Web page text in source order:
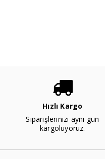
Hızlı Kargo
Siparişlerinizi aynı gün
kargoluyoruz.